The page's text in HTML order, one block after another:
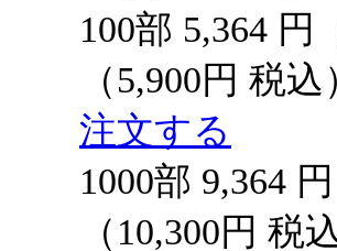
100部 5,364 円
（5,900円 税込
注文する
1000部 9,364
（10,300円 税込